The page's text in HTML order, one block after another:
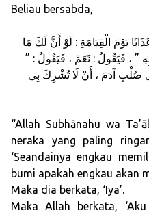
Beliau bersabda,
يَوْمَ الْقِيَامَةِ : لَوْ أَنَّ لَكَ مَا
، فَيَقُولُ : نَعَمْ ، فَيَقُولُ : ”
صُلْبِ آدَمَ ، أَنْ لَا تُشْرِكَ بِي
“Allah Subhānahu wa
neraka yang paling
‘Seandainya engkau
bumi apakah engkau akan
Maka dia berkata, ‘Iya’.
Maka Allah berkata,